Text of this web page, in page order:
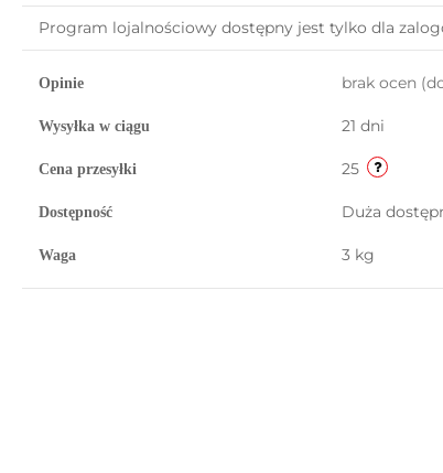
Program lojalnościowy dostępny jest tylko dla
Opinie brak ocen
Wysyłka w ciągu 21 dni
Cena przesyłki 25
Dostępność Duża
Waga 3 kg